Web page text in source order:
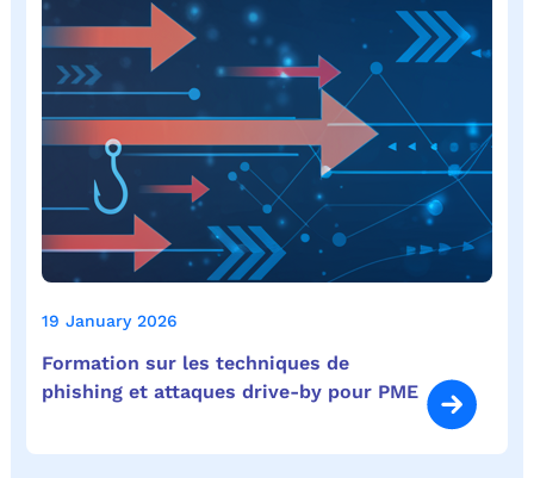
19 January 2026
Formation sur les techniques de
phishing et attaques drive-by pour PME